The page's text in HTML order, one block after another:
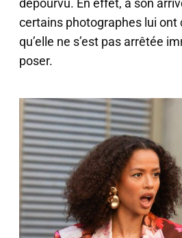
dépourvu. En effet, à son
certains photographes lui ont
qu’elle ne s’est pas arrêtée
poser.